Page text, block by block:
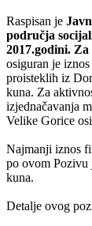
Raspisan je
područja
2017.godini.
osiguran je
proisteklih iz
kuna. Za
izjednačavanja
Velike Gorice
Najmanji iznos
po ovom Pozivu
kuna.
Detalje ovog